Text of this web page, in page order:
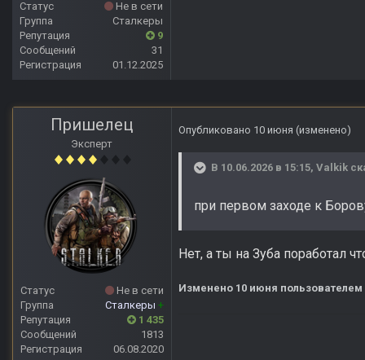
Статус
Не в сети
Группа
Сталкеры
Репутация
9
Сообщений
31
Регистрация
01.12.2025
Пришелец
Эксперт
Статус
Не в сети
Группа
Сталкеры +
Репутация
1 435
Сообщений
1813
Регистрация
06.08.2020
Опубликовано 10 июня (изменено)
В 10.06.2026 в 15:15, Valkik
при первом заходе к
Нет, а ты на Зуба поработал
Изменено 10 июня